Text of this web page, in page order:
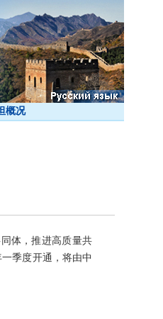
概况
体，推进高质量共
季度开通，将由中